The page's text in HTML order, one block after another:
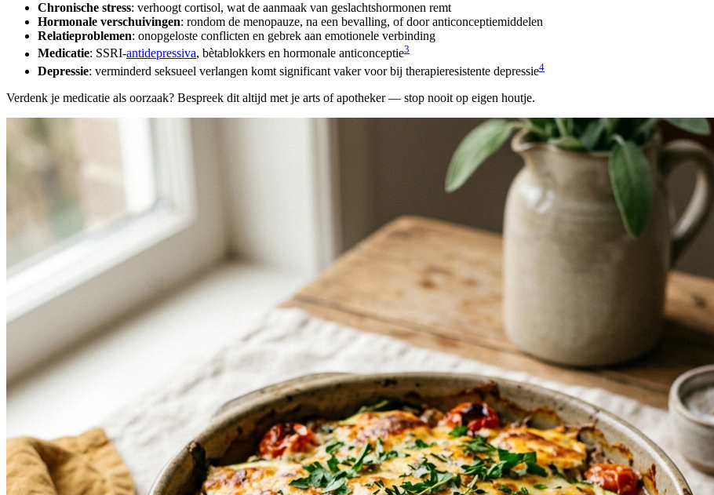
Chronische stress: verhoogt cortisol, wat de aanmaak van geslachtshormonen remt
Hormonale verschuivingen: rondom de menopauze, na een bevalling, of door anticonceptiemiddelen
Relatieproblemen: onopgeloste conflicten en gebrek aan emotionele verbinding
Medicatie: SSRI-antidepressiva, bètablokkers en hormonale anticonceptie3
Depressie: verminderd seksueel verlangen komt significant vaker voor bij therapieresistente depressie4
Verdenk je medicatie als oorzaak? Bespreek dit altijd met je arts of apotheker — stop nooit op eigen houtje.